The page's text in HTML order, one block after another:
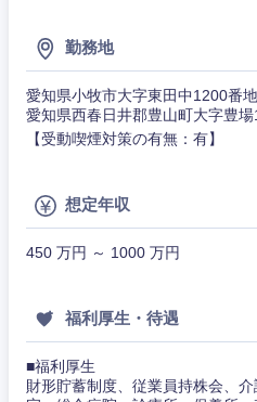
勤務地
愛知県小牧市大字東田中1200番地
愛知県西春日井郡豊山町大字豊
【受動喫煙対策の有無：有】
想定年収
450 万円 ～ 1000 万円
福利厚生・待遇
■福利厚生
財形貯蓄制度、従業員持株会、